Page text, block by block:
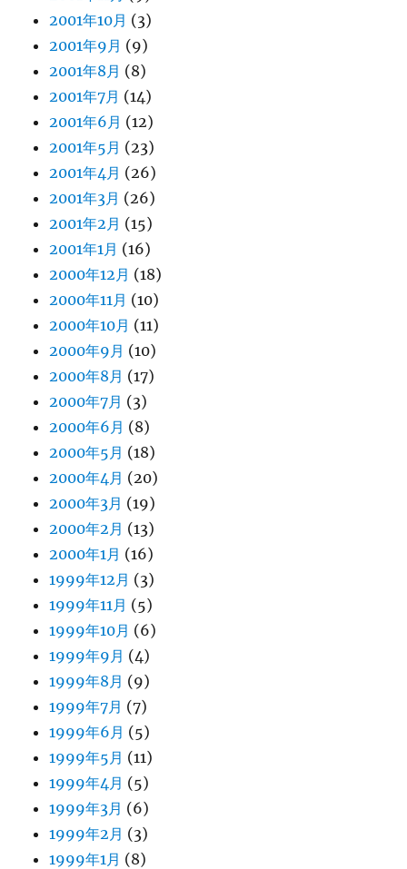
2001年10月 (3)
2001年9月 (9)
2001年8月 (8)
2001年7月 (14)
2001年6月 (12)
2001年5月 (23)
2001年4月 (26)
2001年3月 (26)
2001年2月 (15)
2001年1月 (16)
2000年12月 (18)
2000年11月 (10)
2000年10月 (11)
2000年9月 (10)
2000年8月 (17)
2000年7月 (3)
2000年6月 (8)
2000年5月 (18)
2000年4月 (20)
2000年3月 (19)
2000年2月 (13)
2000年1月 (16)
1999年12月 (3)
1999年11月 (5)
1999年10月 (6)
1999年9月 (4)
1999年8月 (9)
1999年7月 (7)
1999年6月 (5)
1999年5月 (11)
1999年4月 (5)
1999年3月 (6)
1999年2月 (3)
1999年1月 (8)